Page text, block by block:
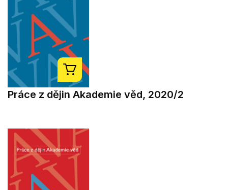
Práce z dějin Akademie věd, 2020/2